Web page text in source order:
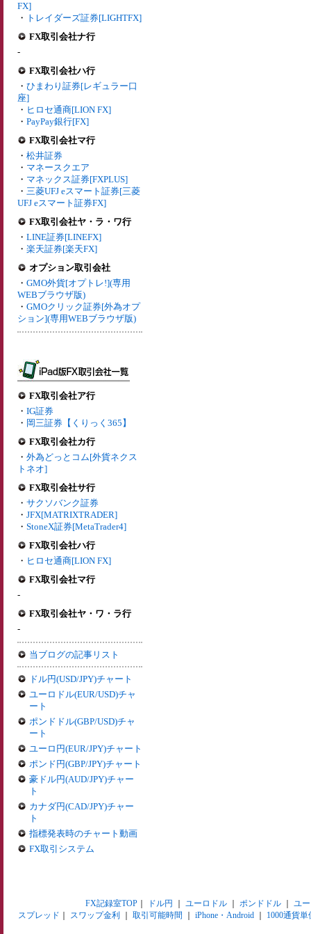
FX]
・ トレイダーズ証券[LIGHTFX]
FX取引会社ナ行
-
FX取引会社ハ行
・ ひまわり証券[レギュラー口
座]
・ ヒロセ通商[LION FX]
・ PayPay銀行[FX]
FX取引会社マ行
・ 松井証券
・ マネースクエア
・ マネックス証券[FXPLUS]
・ 三菱UFJ eスマート証券[三菱
UFJ eスマート証券FX]
FX取引会社ヤ・ラ・ワ行
・ LINE証券[LINEFX]
・ 楽天証券[楽天FX]
オプション取引会社
・ GMO外貨[オプトレ!](専用
WEBブラウザ版)
・ GMOクリック証券[外為オプ
ション](専用WEBブラウザ版)
FX取引会社ア行
・ IG証券
・ 岡三証券【くりっく365】
FX取引会社カ行
・ 外為どっとコム[外貨ネクス
トネオ]
FX取引会社サ行
・ サクソバンク証券
・ JFX[MATRIXTRADER]
・ StoneX証券[MetaTrader4]
FX取引会社ハ行
・ ヒロセ通商[LION FX]
FX取引会社マ行
-
FX取引会社ヤ・ワ・ラ行
-
当ブログの記事リスト
ドル円(USD/JPY)チャート
ユーロドル(EUR/USD)チャ
ート
ポンドドル(GBP/USD)チャ
ート
ユーロ円(EUR/JPY)チャート
ポンド円(GBP/JPY)チャート
豪ドル円(AUD/JPY)チャー
ト
カナダ円(CAD/JPY)チャー
ト
指標発表時のチャート動画
FX取引システム
FX記録室TOP｜ ドル円 ユーロドル｜ ポンドドル｜ ユ
スプレッド
スワップ金利 取引可能時間 iPhone・Android 1000通貨単